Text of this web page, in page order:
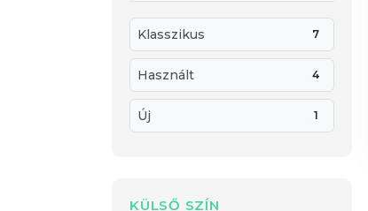
Klasszikus 7
Használt 4
Új 1
KÜLSŐ SZÍN